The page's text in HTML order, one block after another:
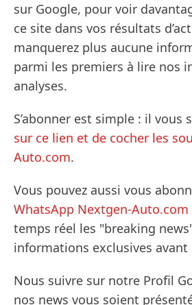
sur Google, pour voir
ce site dans vos résultats
manquerez plus aucune
parmi les premiers à lire nos
analyses.
S’abonner est simple : il vous
sur ce lien et de cocher les
Auto.com.
Vous pouvez aussi vous
WhatsApp Nextgen-Auto.com
temps réel les "breaking
informations exclusives
Nous suivre sur notre Profil
nos news vous soient